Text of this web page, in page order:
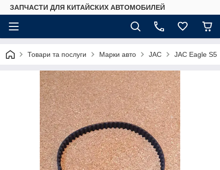
ЗАПЧАСТИ ДЛЯ КИТАЙСКИХ АВТОМОБИЛЕЙ
Товари та послуги Марки авто JAC JAC Eagle S5